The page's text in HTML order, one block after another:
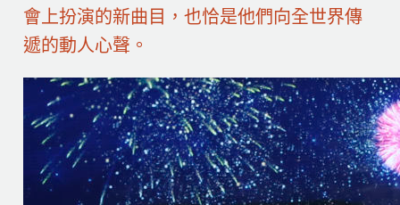
會上扮演的新曲目，也恰是他們向全世界傳
遞的動人心聲。